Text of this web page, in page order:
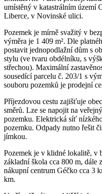
umístěný v katastrálním území
Liberce, v Novinské ulici.
Pozemek je mírně svažitý v
výměra je 1 409 m². Dle
postavit jednopodlažní dům s
stylu (ve tvaru obdélníku, s
střechou). Maximální
sousedící parcelu č. 203/1 s
souboru pozemků je prodejní
Příjezdovou cestu zajišťuje
směrů. Lze se napojit na
pozemku. Elektrická síť
pozemku. Odpady nutno řešit
jímkou.
Pozemek je v klidné lokalitě, v
základní škola cca 800 m, dále
nákupní centrum Géčko cca 3
km.